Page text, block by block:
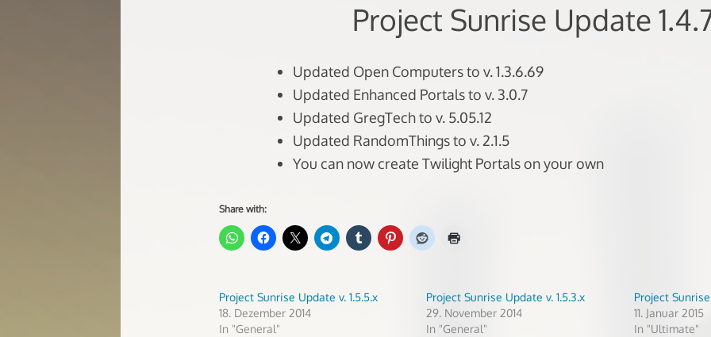
Project Sunrise Update
Updated Open Computers to v. 1.3.6.69
Updated Enhanced Portals to v. 3.0.7
Updated GregTech to v. 5.05.12
Updated RandomThings to v. 2.1.5
You can now create Twilight Portals on your own
Share with:
Project Sunrise Update v. 1.5.5.x
18. Dezember 2014
In "General"
Project Sunrise Update v. 1.5.3.x
29. November 2014
In "General"
Project
11. Januar 2015
In "Ultimate"